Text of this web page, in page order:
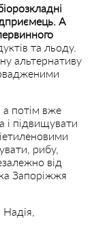
А
та льоду.
альтернативу
а потім вже
і підвищувати
рибу,
від
Запоріжжя